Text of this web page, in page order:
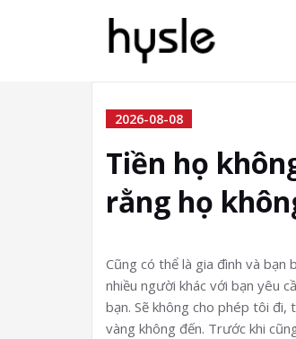
2026-08-08
Tiền họ
rằng họ
Cũng có thể là gia đình và bạn
nhiều người khác với bạn yêu
bạn. Sẽ không cho phép tôi
vàng không đến. Trước khi